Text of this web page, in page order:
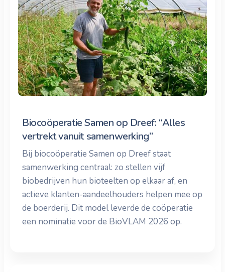
Biocoöperatie Samen op Dreef: “Alles
vertrekt vanuit samenwerking”
Bij biocoöperatie Samen op Dreef staat
samenwerking centraal: zo stellen vijf
biobedrijven hun bioteelten op elkaar af, en
actieve klanten-aandeelhouders helpen mee op
de boerderij. Dit model leverde de coöperatie
een nominatie voor de BioVLAM 2026 op.